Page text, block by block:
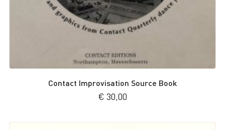
Contact Improvisation Source Book
€ 30,00